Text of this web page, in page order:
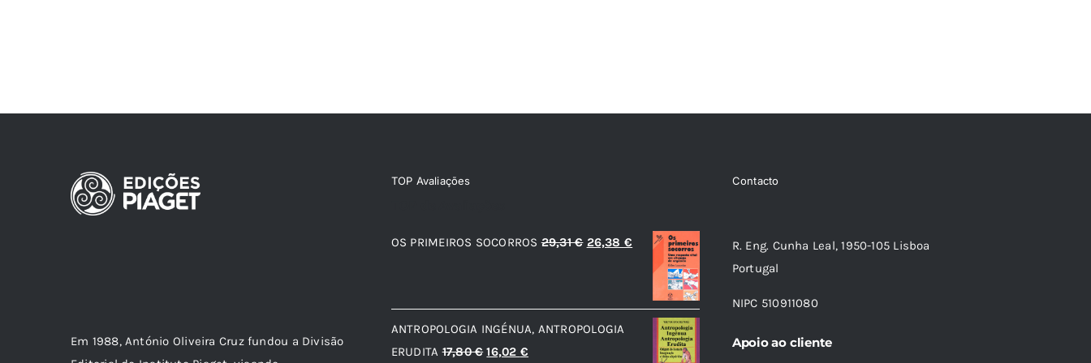
Em 1988, António Oliveira Cruz fundou a Divisão
TOP Avaliações
OS PRIMEIROS SOCORROS 29,31€ O
era:
29,31 €.
26,38 €
preço
é:
26,38 €.
ANTROPOLOGIA INGÉNUA, ANTROPOLOGIA
ERUDITA 17,80€ O
16,02 €
Contacto
R. Eng. Cunha Leal, 1950-105 Lisboa
Portugal
NIPC 510911080
Apoio ao cliente